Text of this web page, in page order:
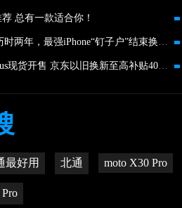
总有一款适合你！
转转Q3手机行情：历时两年，最强iPhone“钉子户”结束换机周期
10月7日iPhone 14 Plus现货开售 京东以旧换新至高补贴400元
最好用 北通 moto X30 Pro